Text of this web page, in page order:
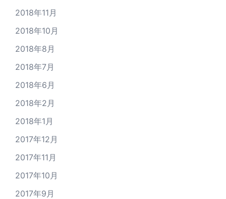
2018年11月
2018年10月
2018年8月
2018年7月
2018年6月
2018年2月
2018年1月
2017年12月
2017年11月
2017年10月
2017年9月